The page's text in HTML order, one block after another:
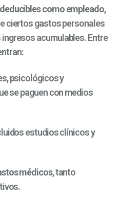
como empleado,
ciertos gastos personales
acumulables. Entre
psicológicos y
se paguen con medios
estudios clínicos y
médicos, tanto